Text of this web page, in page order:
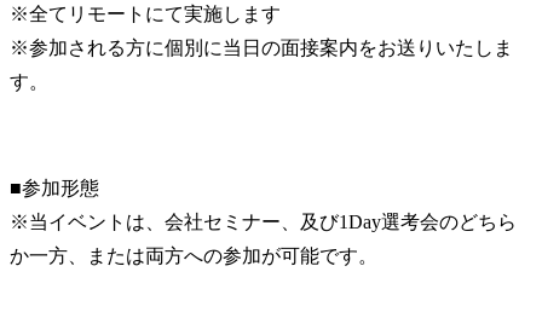
※全てリモートにて実施します
※参加される方に個別に当日の面接案内をお送りいたしま
す。
■参加形態
※当イベントは、会社セミナー、及び1Day選考会のどちら
か一方、または両方への参加が可能です。